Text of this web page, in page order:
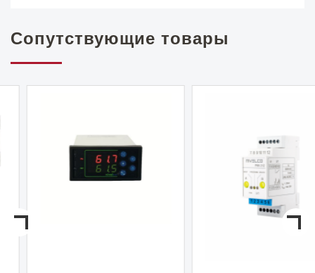
Сопутствующие товары